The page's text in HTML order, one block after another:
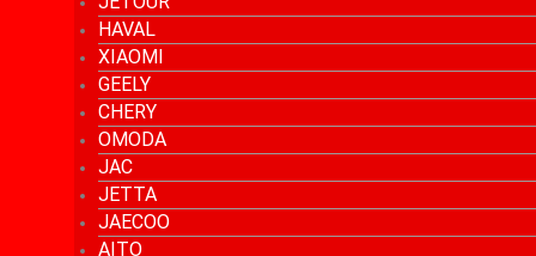
HAVAL
XIAOMI
GEELY
CHERY
OMODA
JAC
JETTA
JAECOO
AITO